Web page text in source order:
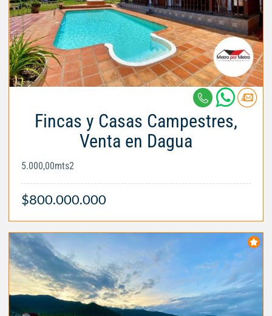
Fincas y Casas Campestres,
Venta en Dagua
5.000,00mts2
$800.000.000